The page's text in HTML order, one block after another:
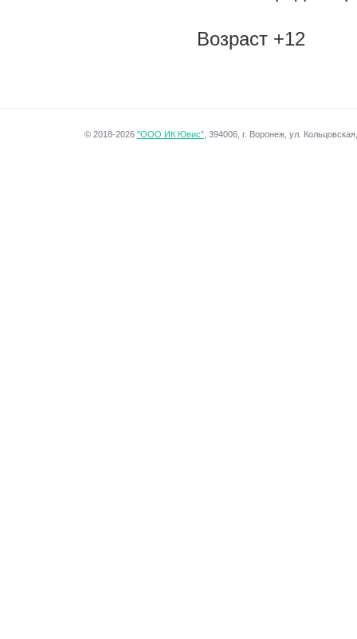
Возраст +12
© 2018-2026 "ООО ИК Ювис" , 394006, г. Воронеж, ул.